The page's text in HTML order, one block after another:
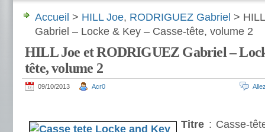
Accueil > HILL Joe, RODRIGUEZ Gabriel >
Gabriel – Locke & Key – Casse-tête, volume 2
HILL Joe et RODRIGUEZ Gabriel –
tête, volume 2
09/10/2013 Acr0
Titre : Casse-